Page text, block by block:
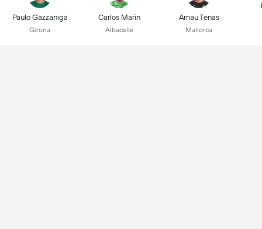
Paulo Gazzaniga
Girona
Carlos Marín
Albacete
Arnau Tenas
Mallorca